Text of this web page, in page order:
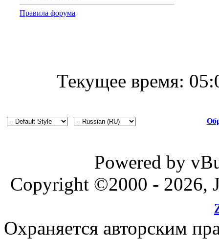
Правила форума
Текущее время:
Powered by
Copyright ©2000 - 2026,
Охраняется авторским